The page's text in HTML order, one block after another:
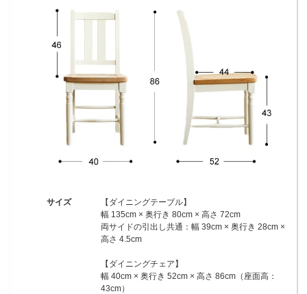
サイズ
【ダイニングテーブル】
幅 135cm × 奥行き 80cm × 高さ 72cm
両サイドの引出し共通：幅 39cm × 奥行き 28cm ×
高さ 4.5cm
【ダイニングチェア】
幅 40cm × 奥行き 52cm × 高さ 86cm（座面高：
43cm）